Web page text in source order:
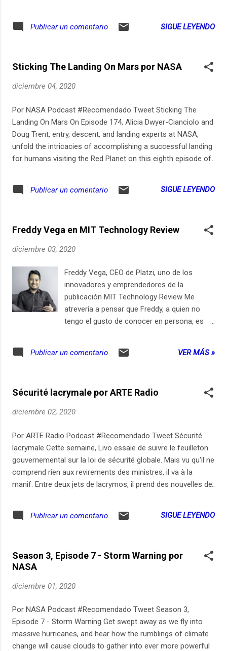
atención de las VBG en los municipios priorizados de
nuestro proyecto. Con INÉS #LaViolenciaNoSeSilencia.
Publicar un comentario SIGUE LEYENDO
Sticking The Landing On Mars por NASA
diciembre 04, 2020
Por NASA Podcast #Recomendado Tweet Sticking The
Landing On Mars On Episode 174, Alicia Dwyer-Cianciolo and
Doug Trent, entry, descent, and landing experts at NASA,
unfold the intricacies of accomplishing a successful landing
for humans visiting the Red Planet on this eighth episode of
month.
Publicar un comentario SIGUE LEYENDO
Freddy Vega en MIT Technology Review
diciembre 03, 2020
Freddy Vega, CEO de Platzi, uno de los
innovadores y emprendedores de la
publicación MIT Technology Review Me
atrevería a pensar que Freddy, a quien no
tengo el gusto de conocer en persona, es
mi país y de Latinoamérica. Y también entre
los estudiantes de Platzi, la plataforma que
de "Educación Continuada" como la que
inscribirse, sin los horarios, las llamadas a
lista y sin el salón. Montones de cursos
útiles que voy a reseñar en un episodio
pódcast, pues yo mismo he estado
haciendo los cursos en Platzi, y los ya
famosos "Platzi Live" que Freddy presenta
app de Platzi, han hecho que muchos
da charlas educativas y motivadoras...
Publicar un comentario VER MÁS »
Sécurité lacrymale por ARTE Radio
diciembre 02, 2020
Por ARTE Radio Podcast #Recomendado Tweet Sécurité
lacrymale Cette semaine, Livo essaie de suivre le feuilleton
gouvernemental sur la loi de sécurité globale. Mais vu qu'il ne
comprend rien aux revirements des ministres, il va à la
manif. Entre deux jets de lacrymos, il prend des nouvelles de
(Anne Sylvestre, Diego Maradonna, Jacques Secrétin...) et se
sur notre site, Apple Podcasts, SoundCloud ou Deezer.
Enregistrements : 24, 27, 28, 30 novembre, 1er décembre 20
- Texte, voix, réalisation : Olivier Minot - Mix : Charlie Marcelet
Publicar un comentario SIGUE LEYENDO
Season 3, Episode 7 - Storm Warning por
NASA
diciembre 01, 2020
Por NASA Podcast #Recomendado Tweet Season 3,
Episode 7 - Storm Warning Get swept away as we fly into
massive hurricanes, and hear how the rumblings of climate
change will cause clouds to gather into ever more powerful